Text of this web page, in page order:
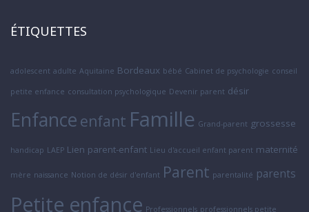
ÉTIQUETTES
adolescent adulte Aquitaine Bordeaux bébé Cabinet de psychologie conseil
petite enfance consultation psychologique Devenir parent désir
Enfance enfant Famille Grand-parent grossesse
handicap LAEP Lien parent-enfant Lieu d'accueil enfant parent maternité
mère naissance Notion de désir d'enfant Parent parentalité parents
Petite enfance Professionnels professionnels petite